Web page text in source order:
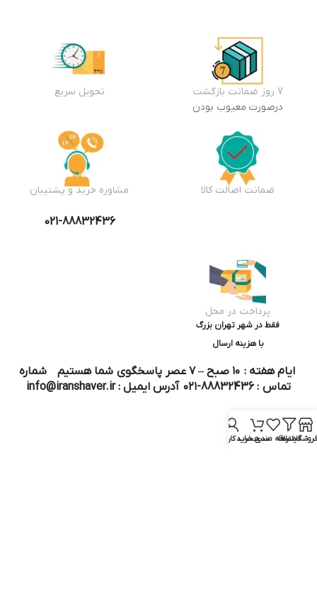
7 روز ضمانت بازگشت
درصورت معیوب بودن
تحویل سریع
ضمانت اصالت کالا مشاوره خرید و پشتیبان
021-88832436
پرداخت در محل
فقط در شهر تهران بزرگ
با هزینه ارسال
ایام هفته : ۱۰ صبح – ۷ عصر پاسخگوی شما هستیم شماره
تماس : 88832436-۰۲۱ آدرس ایمیل : info@iranshaver.ir
فروشگاهفیلترها
علاقه مندیسبد خرید
حساب کاربری من